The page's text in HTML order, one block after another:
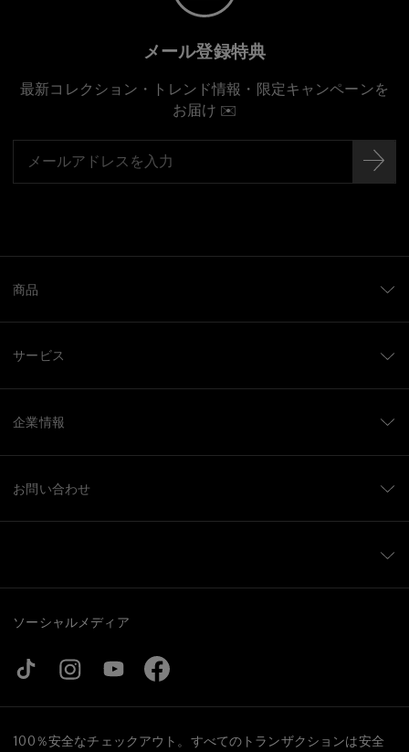
メール登録特典
最新コレクション・トレンド情報・限定キャンペーンを
お届け ✉️
商品
サービス
企業情報
お問い合わせ
ソーシャルメディア
100％安全なチェックアウト。すべてのトランザクションは安全